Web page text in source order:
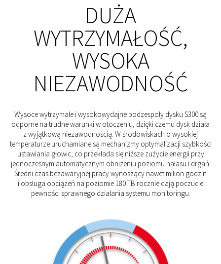
DUŻA
WYTRZYMAŁOŚĆ,
WYSOKA
NIEZAWODNOŚĆ
Wysoce wytrzymałe i wysokowydajne podzespoły dysku S300 są
odporne na trudne warunki w otoczeniu, dzięki czemu dysk działa
z wyjątkową niezawodnością. W środowiskach o wysokiej
temperaturze uruchamiane są mechanizmy optymalizacji szybkości
ustawiania głowic, co przekłada się niższe zużycie energii przy
jednoczesnym automatycznym obniżeniu poziomu hałasu i drgań.
Średni czas bezawaryjnej pracy wynoszący nawet milion godzin
i obsługa obciążeń na poziomie 180 TB rocznie dają poczucie
pewności sprawnego działania systemu monitoringu.